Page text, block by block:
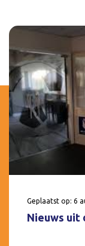
Geplaatst op: 6
Nieuws uit